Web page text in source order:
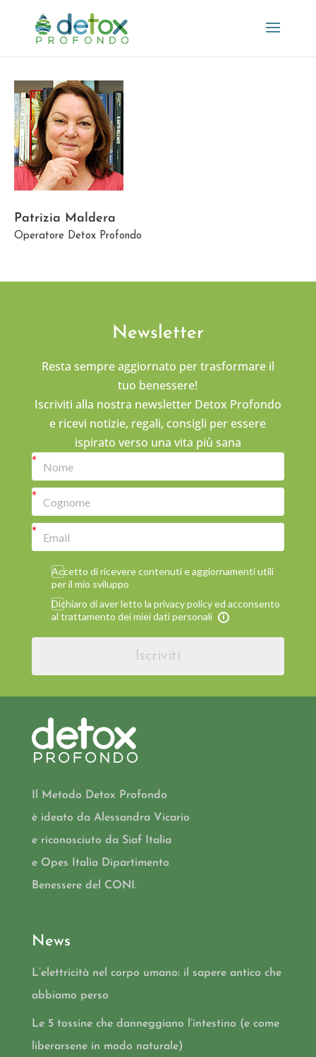
Patrizia Maldera
Operatore Detox Profondo
Newsletter
Resta sempre aggiornato per trasformare il
tuo benessere!
Iscriviti alla nostra newsletter Detox Profondo
e ricevi notizie, regali, consigli per essere
ispirato verso una vita più sana
Accetto di ricevere contenuti e aggiornamenti utili
per il mio sviluppo
Dichiaro di aver letto la privacy policy ed acconsento
al trattamento dei miei dati personali
Iscriviti
Il Metodo Detox Profondo
è ideato da Alessandra Vicario
e riconosciuto da Siaf Italia
e Opes Italia Dipartimento
Benessere del CONI.
News
L’elettricità nel corpo umano: il sapere antico che
abbiamo perso
Le 5 tossine che danneggiano l’intestino (e come
liberarsene in modo naturale)